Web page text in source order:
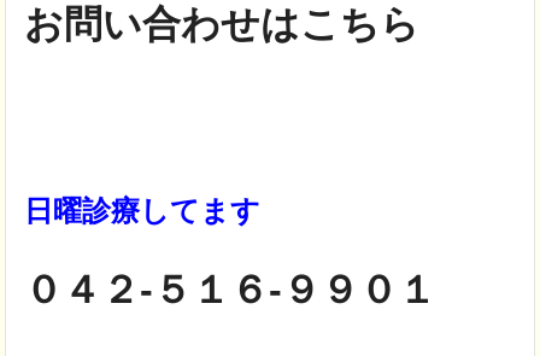
お問い合わせはこちら
日曜診療してます
０４２-５１６-９９０１